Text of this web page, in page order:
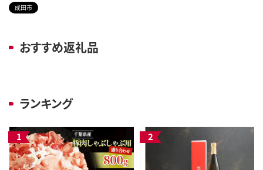
成田市
おすすめ返礼品
ランキング